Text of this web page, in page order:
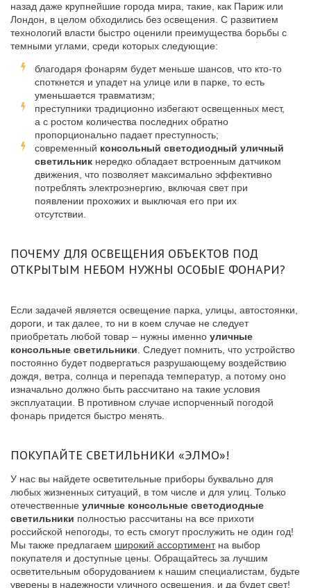
назад даже крупнейшие города мира, такие, как Париж или
Лондон, в целом обходились без освещения. С развитием
технологий власти быстро оценили преимущества борьбы с
темными углами, среди которых следующие:
благодаря фонарям будет меньше шансов, что кто-то
споткнется и упадет на улице или в парке, то есть
уменьшается травматизм;
преступники традиционно избегают освещенных мест,
а с ростом количества последних обратно
пропорционально падает преступность;
современный консольный светодиодный уличный
светильник нередко обладает встроенным датчиком
движения, что позволяет максимально эффективно
потреблять электроэнергию, включая свет при
появлении прохожих и выключая его при их
отсутствии.
ПОЧЕМУ ДЛЯ ОСВЕЩЕНИЯ ОБЪЕКТОВ ПОД
ОТКРЫТЫМ НЕБОМ НУЖНЫ ОСОБЫЕ ФОНАРИ?
Если задачей является освещение парка, улицы, автостоянки,
дороги, и так далее, то ни в коем случае не следует
приобретать любой товар – нужны именно уличные
консольные светильники . Следует помнить, что устройство
постоянно будет подвергаться разрушающему воздействию
дождя, ветра, солнца и перепада температур, а потому оно
изначально должно быть рассчитано на такие условия
эксплуатации. В противном случае испорченный погодой
фонарь придется быстро менять.
ПОКУПАЙТЕ СВЕТИЛЬНИКИ «ЭЛМО»!
У нас вы найдете осветительные приборы буквально для
любых жизненных ситуаций, в том числе и для улиц. Только
отечественные уличные консольные светодиодные
светильники полностью рассчитаны на все прихоти
российской непогоды, то есть смогут прослужить не один год!
Мы также предлагаем широкий ассортиментна выбор
покупателя и доступные цены. Обращайтесь за лучшим
осветительным оборудованием к нашим специалистам, будьте
уверены в надежности уличного освещения, и да будет свет!